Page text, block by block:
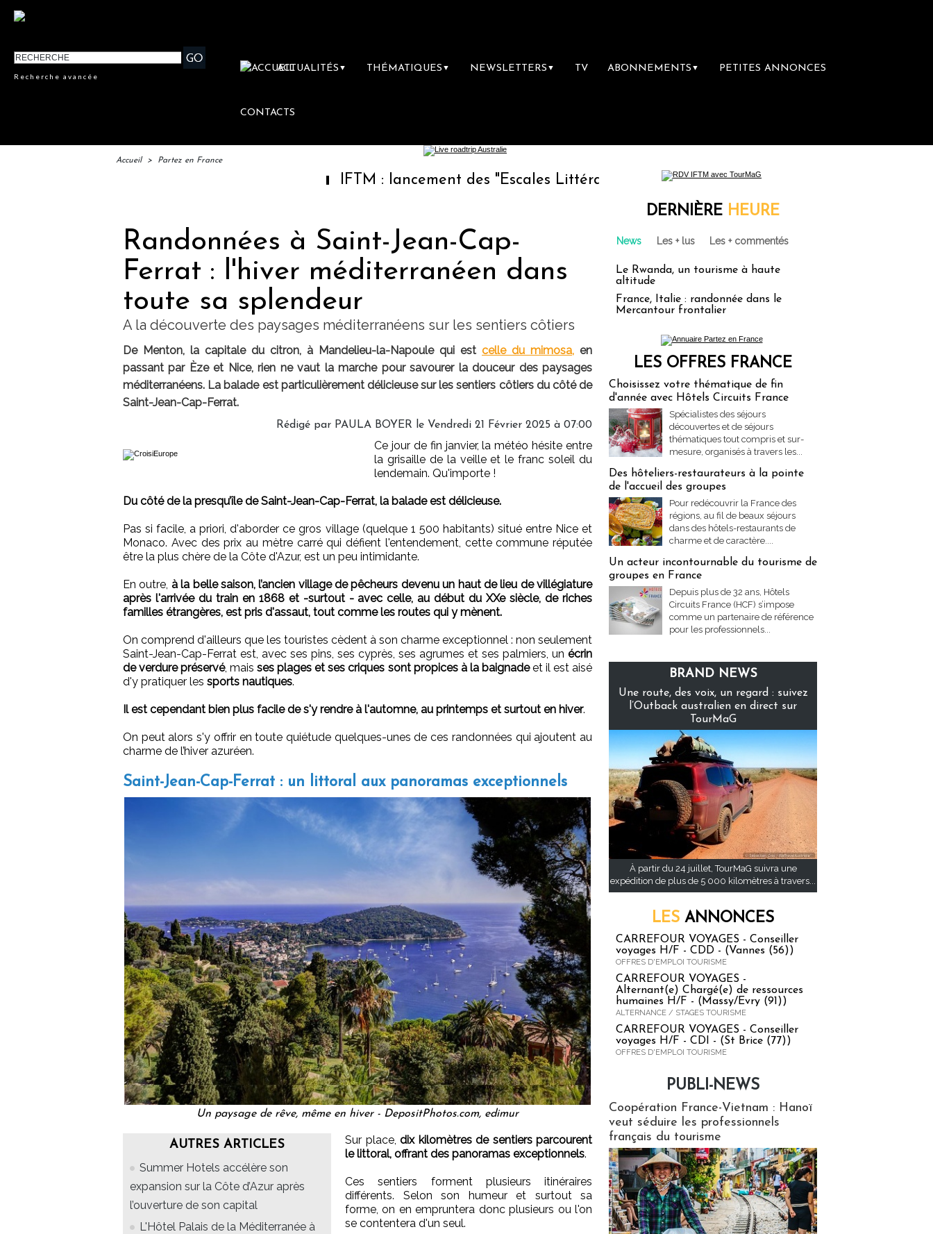
Recherche avancée
ACTUALITÉS ▼ THÉMATIQUES ▼ NEWSLETTERS ▼ TV ABONNEMENTS ▼ PETITES ANNONCES
CONTACTS
Accueil > Partez en France
IFTM : lancement des "Escales Littéraires", la première librairie du voyage
Randonnées à Saint-Jean-Cap-
Ferrat : l'hiver méditerranéen dans
toute sa splendeur
A la découverte des paysages méditerranéens sur les sentiers côtiers
De Menton, la capitale du citron, à Mandelieu-la-Napoule qui est celle du mimosa, en
passant par Èze et Nice, rien ne vaut la marche pour savourer la douceur des paysages
méditerranéens. La balade est particulièrement délicieuse sur les sentiers côtiers du côté de
Saint-Jean-Cap-Ferrat.
Rédigé par PAULA BOYER le Vendredi 21 Février 2025 à 07:00
Ce jour de fin janvier, la météo hésite entre
la grisaille de la veille et le franc soleil du
lendemain. Qu'importe !
Du côté de la presqu’île de Saint-Jean-Cap-Ferrat, la balade est délicieuse.
Pas si facile, a priori, d'aborder ce gros village (quelque 1 500 habitants) situé entre Nice et
Monaco. Avec des prix au mètre carré qui défient l'entendement, cette commune réputée
être la plus chère de la Côte d'Azur, est un peu intimidante.
En outre, à la belle saison, l’ancien village de pêcheurs devenu un haut de lieu de villégiature
après l'arrivée du train en 1868 et -surtout - avec celle, au début du XXe siècle, de riches
familles étrangères, est pris d'assaut, tout comme les routes qui y mènent.
On comprend d'ailleurs que les touristes cèdent à son charme exceptionnel : non seulement
Saint-Jean-Cap-Ferrat est, avec ses pins, ses cyprès, ses agrumes et ses palmiers, un écrin
de verdure préservé, maisses plages et ses criques sont propices à la baignadeet il est aisé
d'y pratiquer les sports nautiques.
Il est cependant bien plus facile de s'y rendre à l'automne, au printemps et surtout en hiver.
On peut alors s'y offrir en toute quiétude quelques-unes de ces randonnées qui ajoutent au
charme de l’hiver azuréen.
Saint-Jean-Cap-Ferrat : un littoral aux panoramas exceptionnels
Un paysage de rêve, même en hiver - DepositPhotos.com, edimur
AUTRES ARTICLES
Summer Hotels accélère son
expansion sur la Côte d’Azur après
l’ouverture de son capital
L'Hôtel Palais de la Méditerranée à
Sur place, dix kilomètres de sentiers parcourent
le littoral, offrant des panoramas exceptionnels.
Ces sentiers forment plusieurs itinéraires
différents. Selon son humeur et surtout sa
forme, on en empruntera donc plusieurs ou l'on
se contentera d'un seul.
DERNIÈRE HEURE
News Les + lus Les + commentés
Le Rwanda, un tourisme à haute
altitude
France, Italie : randonnée dans le
Mercantour frontalier
LES OFFRES FRANCE
Choisissez votre thématique de fin
d'année avec Hôtels Circuits France
Spécialistes des séjours
découvertes et de séjours
thématiques tout compris et sur-
mesure, organisés à travers les...
Des hôteliers-restaurateurs à la pointe
de l'accueil des groupes
Pour redécouvrir la France des
régions, au fil de beaux séjours
dans des hôtels-restaurants de
charme et de caractère....
Un acteur incontournable du tourisme de
groupes en France
Depuis plus de 32 ans, Hôtels
Circuits France (HCF) s’impose
comme un partenaire de référence
pour les professionnels...
BRAND NEWS
Une route, des voix, un regard : suivez
l’Outback australien en direct sur
TourMaG
À partir du 24 juillet, TourMaG suivra une
expédition de plus de 5 000 kilomètres à travers...
LES ANNONCES
CARREFOUR VOYAGES - Conseiller
voyages H/F - CDD - (Vannes (56))
OFFRES D'EMPLOI TOURISME
CARREFOUR VOYAGES -
Alternant(e) Chargé(e) de ressources
humaines H/F - (Massy/Evry (91))
ALTERNANCE / STAGES TOURISME
CARREFOUR VOYAGES - Conseiller
voyages H/F - CDI - (St Brice (77))
OFFRES D'EMPLOI TOURISME
PUBLI-NEWS
Coopération France-Vietnam : Hanoï
veut séduire les professionnels
français du tourisme